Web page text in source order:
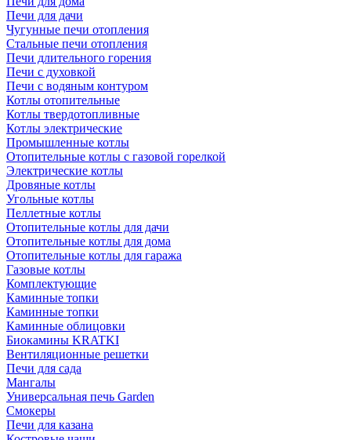
Печи для дачи
Чугунные печи отопления
Стальные печи отопления
Печи длительного горения
Печи с духовкой
Печи с водяным контуром
Котлы отопительные
Котлы твердотопливные
Котлы электрические
Промышленные котлы
Отопительные котлы с газовой горелкой
Электрические котлы
Дровяные котлы
Угольные котлы
Пеллетные котлы
Отопительные котлы для дачи
Отопительные котлы для дома
Отопительные котлы для гаража
Газовые котлы
Комплектующие
Каминные топки
Каминные топки
Каминные облицовки
Биокамины KRATKI
Вентиляционные решетки
Печи для сада
Мангалы
Универсальная печь Garden
Смокеры
Печи для казана